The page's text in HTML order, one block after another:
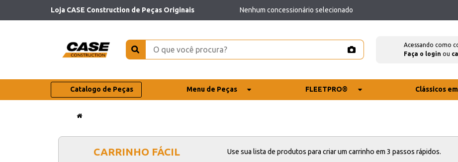
Loja CASE Construction de Peças Originais Nenhum concessionário selecionado
Acessando como
Faça o login ou
Catalogo de Peças Menu de Peças FLEETPRO® Clássicos
CARRINHO FÁCIL Use sua lista de produtos para criar um carrinho em 3 passos rápidos.